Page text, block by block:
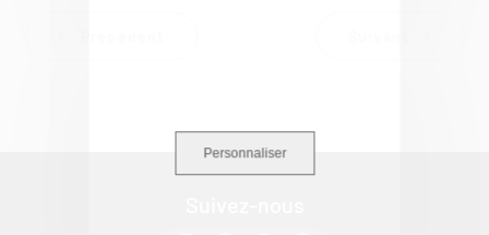
Personnaliser